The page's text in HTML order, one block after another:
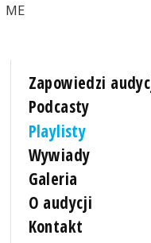
ME
Zapowiedzi
Podcasty
Playlisty
Wywiady
Galeria
O audycji
Kontakt